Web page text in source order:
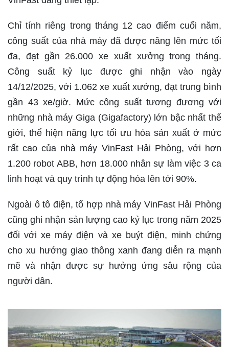
Chỉ tính riêng trong tháng 12 cao điểm cuối năm,
công suất của nhà máy đã được nâng lên mức tối
đa, đạt gần 26.000 xe xuất xưởng trong tháng.
Công suất kỷ lục được ghi nhận vào ngày
14/12/2025, với 1.062 xe xuất xưởng, đạt trung bình
gần 43 xe/giờ. Mức công suất tương đương với
những nhà máy Giga (Gigafactory) lớn bậc nhất thế
giới, thể hiện năng lực tối ưu hóa sản xuất ở mức
rất cao của nhà máy VinFast Hải Phòng, với hơn
1.200 robot ABB, hơn 18.000 nhân sự làm việc 3 ca
linh hoạt và quy trình tự động hóa lên tới 90%.
Ngoài ô tô điện, tổ hợp nhà máy VinFast Hải Phòng
cũng ghi nhận sản lượng cao kỷ lục trong năm 2025
đối với xe máy điện và xe buýt điện, minh chứng
cho xu hướng giao thông xanh đang diễn ra mạnh
mẽ và nhận được sự hưởng ứng sâu rộng của
người dân.